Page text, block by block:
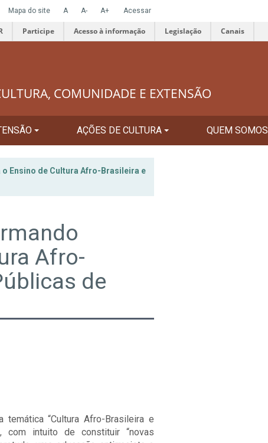
Mapa do site A A- A+ Acessar
Participe Acesso à informação Legislação Canais
COMUNIDADE E EXTENSÃO
AÇÕES DE CULTURA QUEM SOMOS
Ensino de Cultura Afro-Brasileira e
Afro-
de
“Cultura Afro-Brasileira e
com intuito de constituir “novas